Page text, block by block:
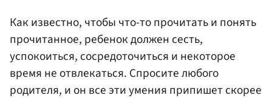
Как известно, чтобы что-то прочитать и понять
прочитанное, ребенок должен сесть,
успокоиться, сосредоточиться и некоторое
время не отвлекаться. Спросите любого
родителя, и он все эти умения припишет скорее